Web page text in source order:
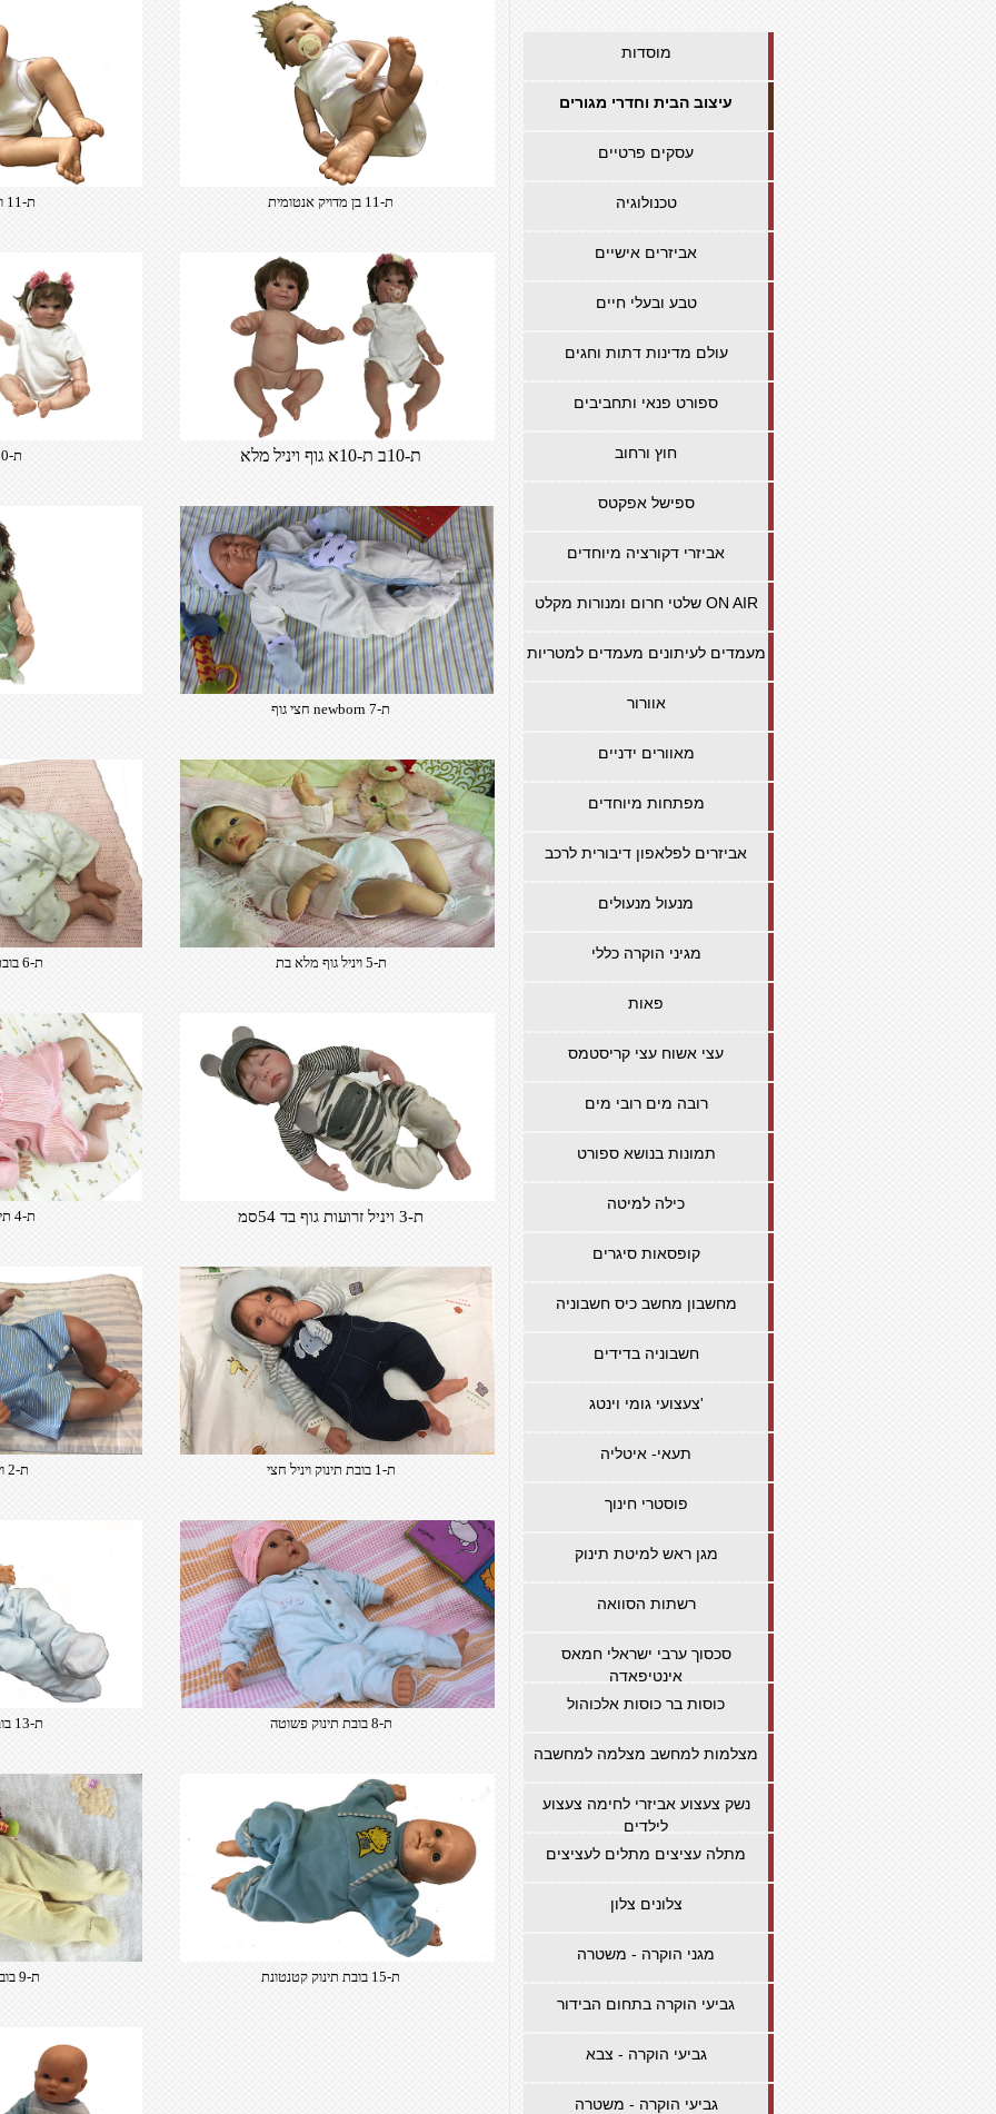
ת-11 ויניל גוף מלא בן ת-11 בן מדויק אנטומית
ת-10ב ת-10א ת-10ב ת-10א גוף ויניל מלא
ת-7 newborn חצי גוף
ת-6 בובת תינוק ויניל חצי ת-5 ויניל גוף מלא בת
ת-4 תינוקת אסיאתית ת-3 ויניל זרועות גוף בד 54סמ
ת-2 ויניל חצי גוף בן ת-1 בובת תינוק ויניל חצי
ת-13 בובת תינוק פשוטה ת-8 בובת תינוק פשוטה
ת-9 בובת תינוק פשוטה ת-15 בובת תינוק קטנטונת
מוסדות
עיצוב הבית וחדרי מגורים
עסקים פרטיים
טכנולוגיה
אביזרים אישיים
טבע ובעלי חיים
עולם מדינות דתות וחגים
ספורט פנאי ותחביבים
חוץ ורחוב
ספישל אפקטס
אביזרי דקורציה מיוחדים
שלטי חרום ומנורות מקלט ON AIR
מעמדים לעיתונים מעמדים למטריות
אוורור
מאוורים ידניים
מפתחות מיוחדים
אביזרים לפלאפון דיבורית לרכב
מנעול מנעולים
מגיני הוקרה כללי
פאות
עצי אשוח עצי קריסטמס
רובה מים רובי מים
תמונות בנושא ספורט
כילה למיטה
קופסאות סיגרים
מחשבון מחשב כיס חשבוניה
חשבוניה בדידים
צעצועי גומי וינטג'
תעאי- איטליה
פוסטרי חינוך
מגן ראש למיטת תינוק
רשתות הסוואה
סכסוך ערבי ישראלי חמאס
אינטיפאדה
כוסות בר כוסות אלכוהול
מצלמות למחשב מצלמה למחשבה
נשק צעצוע אביזרי לחימה צעצוע
לילדים
מתלה עציצים מתלים לעציצים
צלונים צלון
מגני הוקרה - משטרה
גביעי הוקרה בתחום הבידור
גביעי הוקרה - צבא
גביעי הוקרה - משטרה